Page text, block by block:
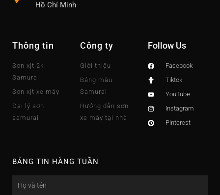
Hồ Chí Minh
Thông tin
Sơn xịt 2k
Samurai
Sơn xịt xe máy
Đại lý sơn
samurai
Công ty
Giới thiệu
Bảng màu
Samurai
Hướng dẫn sơn
xe máy tại nhà
Follow Us
Facebook
Tiktok
YouTube
Instagram
Pinterest
BẢNG TIN HÀNG TUẦN